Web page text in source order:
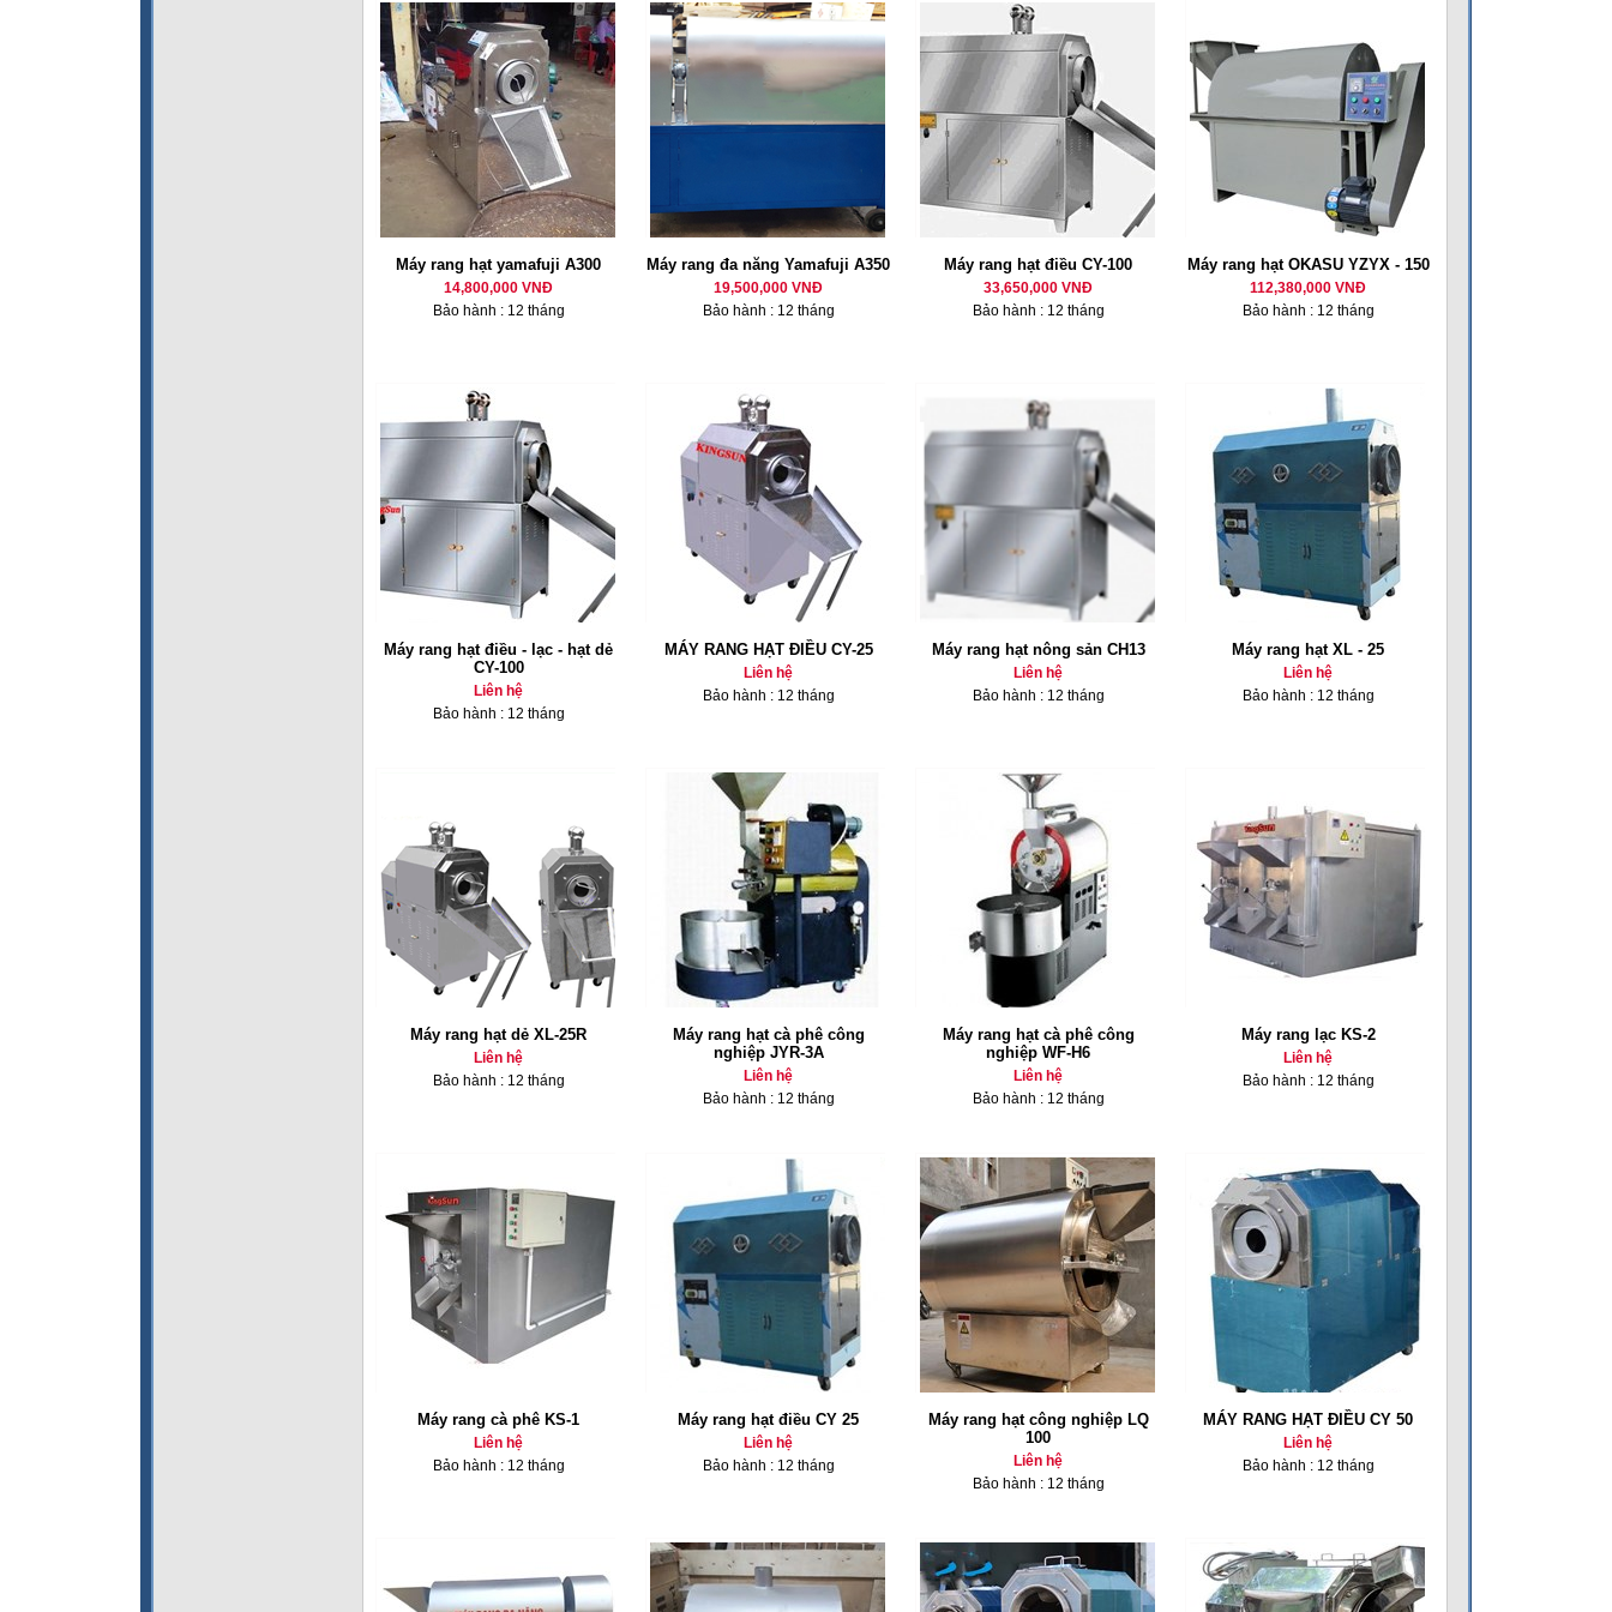
Máy rang hạt yamafuji A300
14,800,000 VNĐ
Bảo hành : 12 tháng
Máy rang đa năng Yamafuji A350
19,500,000 VNĐ
Bảo hành : 12 tháng
Máy rang hạt điều CY-100
33,650,000 VNĐ
Bảo hành : 12 tháng
Máy rang hạt OKASU YZYX - 150
112,380,000 VNĐ
Bảo hành : 12 tháng
Máy rang hạt điều - lạc - hạt dẻ
CY-100
Liên hệ
Bảo hành : 12 tháng
MÁY RANG HẠT ĐIỀU CY-25
Liên hệ
Bảo hành : 12 tháng
Máy rang hạt nông sản CH13
Liên hệ
Bảo hành : 12 tháng
Máy rang hạt XL - 25
Liên hệ
Bảo hành : 12 tháng
Máy rang hạt dẻ XL-25R
Liên hệ
Bảo hành : 12 tháng
Máy rang hạt cà phê công
nghiệp JYR-3A
Liên hệ
Bảo hành : 12 tháng
Máy rang hạt cà phê công
nghiệp WF-H6
Liên hệ
Bảo hành : 12 tháng
Máy rang lạc KS-2
Liên hệ
Bảo hành : 12 tháng
Máy rang cà phê KS-1
Liên hệ
Bảo hành : 12 tháng
Máy rang hạt điều CY 25
Liên hệ
Bảo hành : 12 tháng
Máy rang hạt công nghiệp LQ
100
Liên hệ
Bảo hành : 12 tháng
MÁY RANG HẠT ĐIỀU CY 50
Liên hệ
Bảo hành : 12 tháng